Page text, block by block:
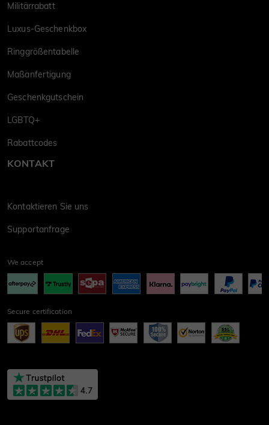
Militärrabatt
Luxus-Geschenkbox
Ringgrößentabelle
Maßanfertigung
Geschenkgutschein
LGBTQ+
Rabattcodes
KONTAKT
Kontaktieren Sie uns
Supportanfrage
We accept
Secure certification